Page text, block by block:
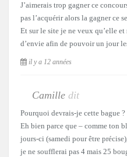
J’aimerais trop gagner ce
pas l’acquérir alors la gagner ce
Et sur le site je ne veux qu’elle
d’envie afin de pouvoir un jour
il y a 12 années
Camille dit
Pourquoi devrais-je cette bague ?
Eh bien parce que – comme ton
jours-ci (samedi pour être
je ne soufflerai pas 4 mais 25